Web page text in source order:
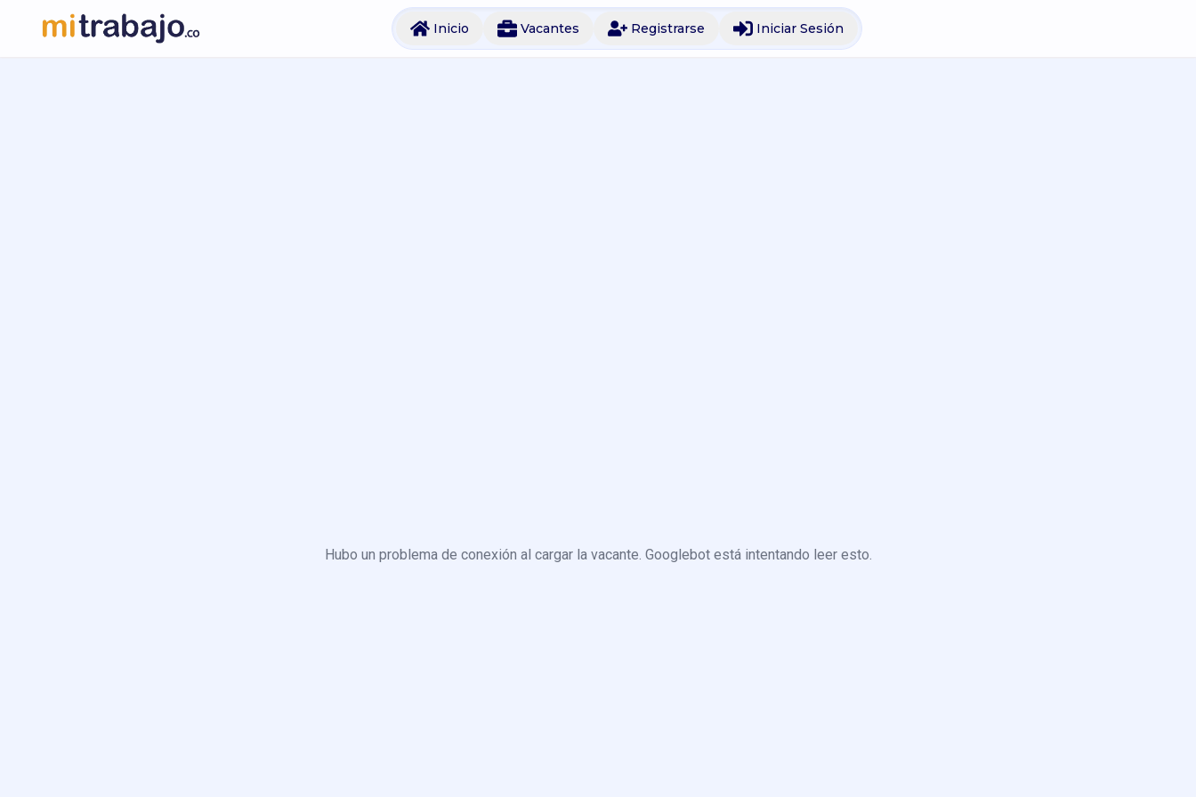
Inicio Vacantes Registrarse Iniciar Sesión
Hubo un problema de conexión al cargar la vacante. Googlebot está intentando leer esto.